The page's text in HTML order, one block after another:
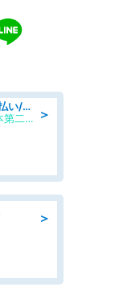
＞
自動車製品の加工・運搬/寮完備/日払い/工場・製造
UTエージェント株式会社AGT西日本第二CU
＞